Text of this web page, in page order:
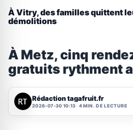
À Vitry, des familles quittent
démolitions
À Metz, cinq
gratuits rythment
Rédaction tagafruit.fr
2026-07-30 10:13 4 MIN. DE LECTURE